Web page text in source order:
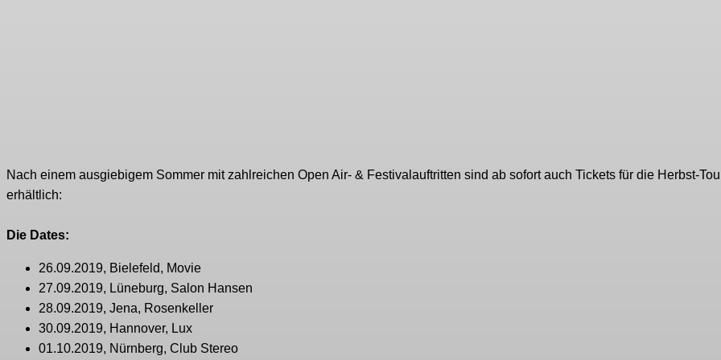
Nach einem ausgiebigem Sommer mit zahlreichen Open Air- & Festivalauftritten sind ab sofort auch Tickets für die Herbst-
erhältlich:
Die Dates:
26.09.2019, Bielefeld, Movie
27.09.2019, Lüneburg, Salon Hansen
28.09.2019, Jena, Rosenkeller
30.09.2019, Hannover, Lux
01.10.2019, Nürnberg, Club Stereo